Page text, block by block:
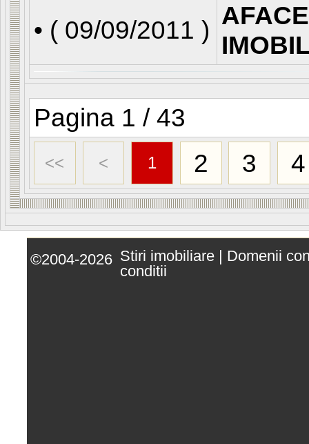
• ( 09/09/2011 )
Pagina 1 / 43
<< < 1 2 3 4
©2004-2026 Stiri imobiliare | Domenii
conditii